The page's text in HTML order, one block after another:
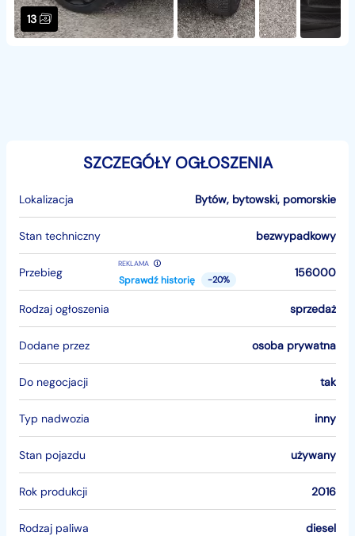
13
SZCZEGÓŁY OGŁOSZENIA
Lokalizacja Bytów, bytowski, pomorskie
Stan techniczny bezwypadkowy
Przebieg
REKLAMA
Sprawdź historię -20%
156000
Rodzaj ogłoszenia sprzedaż
Dodane przez osoba prywatna
Do negocjacji tak
Typ nadwozia inny
Stan pojazdu używany
Rok produkcji 2016
Rodzaj paliwa diesel